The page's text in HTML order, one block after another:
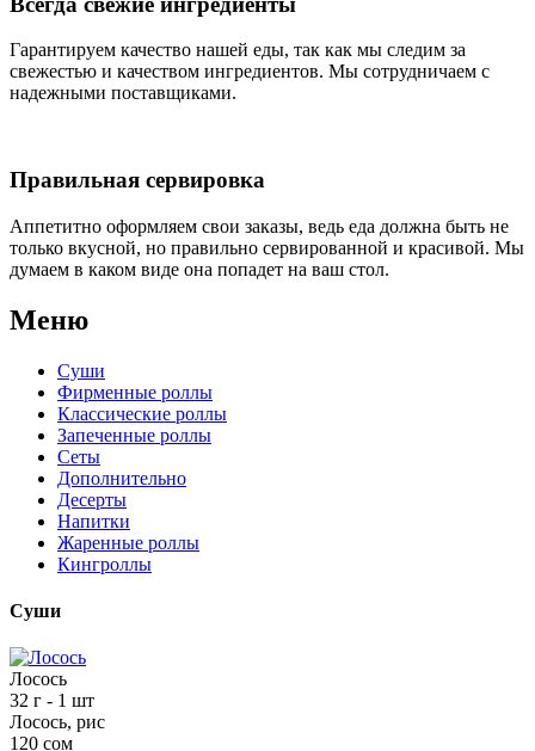
Гарантируем качество нашей еды, так как мы следим за
свежестью и качеством ингредиентов. Мы сотрудничаем с
надежными поставщиками.
Правильная сервировка
Аппетитно оформляем свои заказы, ведь еда должна быть не
только вкусной, но правильно сервированной и красивой. Мы
думаем в каком виде она попадет на ваш стол.
Меню
Суши
Фирменные роллы
Классические роллы
Запеченные роллы
Сеты
Дополнительно
Десерты
Напитки
Жаренные роллы
Кингроллы
Суши
Лосось
32 г - 1 шт
Лосось, рис
120 сом